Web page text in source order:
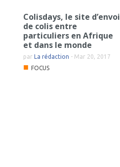
Colisdays, le site d’envoi
de colis entre
particuliers en Afrique
et dans le monde
parLa rédaction - Mar 20, 2017
■ FOCUS